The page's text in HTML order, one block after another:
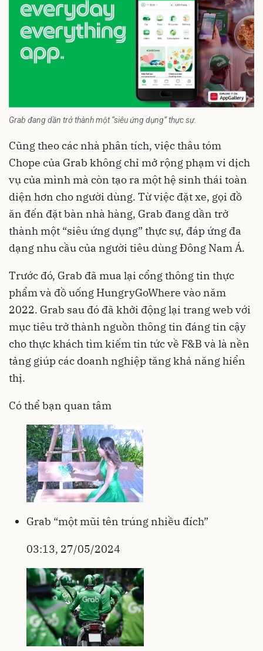
Grab đang dần trở thành một “siêu ứng dụng” thực sự.
Cũng theo các nhà phân tích, việc thâu tóm
Chope của Grab không chỉ mở rộng phạm vi dịch
vụ của mình mà còn tạo ra một hệ sinh thái toàn
diện hơn cho người dùng. Từ việc đặt xe, gọi đồ
ăn đến đặt bàn nhà hàng, Grab đang dần trở
thành một “siêu ứng dụng” thực sự, đáp ứng đa
dạng nhu cầu của người tiêu dùng Đông Nam Á.
Trước đó, Grab đã mua lại cổng thông tin thực
phẩm và đồ uống HungryGoWhere vào năm
2022. Grab sau đó đã khởi động lại trang web với
mục tiêu trở thành nguồn thông tin đáng tin cậy
cho thực khách tìm kiếm tin tức về F&B và là nền
tảng giúp các doanh nghiệp tăng khả năng hiển
thị.
Có thể bạn quan tâm
Grab “một mũi tên trúng nhiều đích”
03:13, 27/05/2024